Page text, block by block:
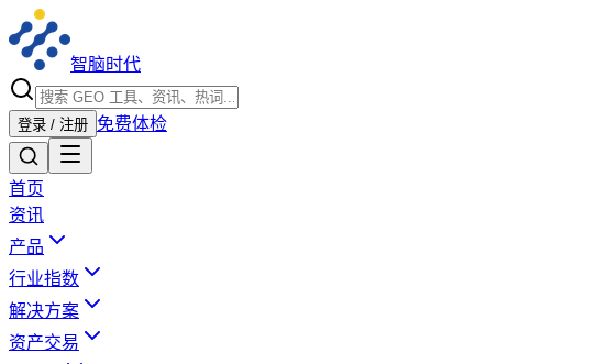
智脑时代
登录 / 注册 免费体检
首页
资讯
产品
行业指数
解决方案
资产交易